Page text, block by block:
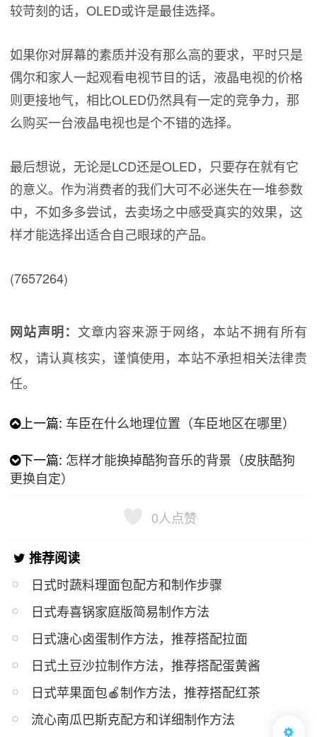
较苛刻的话，OLED或许是最佳选择。
如果你对屏幕的素质并没有那么高的要求，平时只是
偶尔和家人一起观看电视节目的话，液晶电视的价格
则更接地气，相比OLED仍然具有一定的竞争力，那
么购买一台液晶电视也是个不错的选择。
最后想说，无论是LCD还是OLED，只要存在就有它
的意义。作为消费者的我们大可不必迷失在一堆参数
中，不如多多尝试，去卖场之中感受真实的效果，这
样才能选择出适合自己眼球的产品。
(7657264)
网站声明： 文章内容来源于网络，本站不拥有所有
权，请认真核实，谨慎使用，本站不承担相关法律责
任。
上一篇: 车臣在什么地理位置（车臣地区在哪里）
下一篇: 怎样才能换掉酷狗音乐的背景（皮肤酷狗
更换自定）
0人点赞
推荐阅读
日式时蔬料理面包配方和制作步骤
日式寿喜锅家庭版简易制作方法
日式溏心卤蛋制作方法，推荐搭配拉面
日式土豆沙拉制作方法，推荐搭配蛋黄酱
日式苹果面包🍎制作方法，推荐搭配红茶
流心南瓜巴斯克配方和详细制作方法